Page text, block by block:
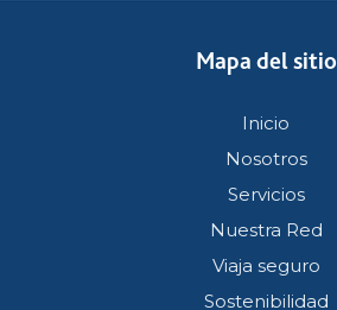
Mapa del sitio
Inicio
Nosotros
Servicios
Nuestra Red
Viaja seguro
Sostenibilidad